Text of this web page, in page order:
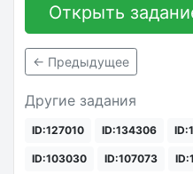
Открыть
← Предыдущее
Другие задания
ID:127010 ID:134306
ID:103030 ID:107073